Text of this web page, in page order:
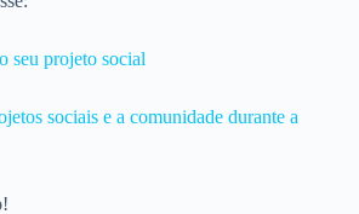
seu projeto social
sociais e a comunidade durante a